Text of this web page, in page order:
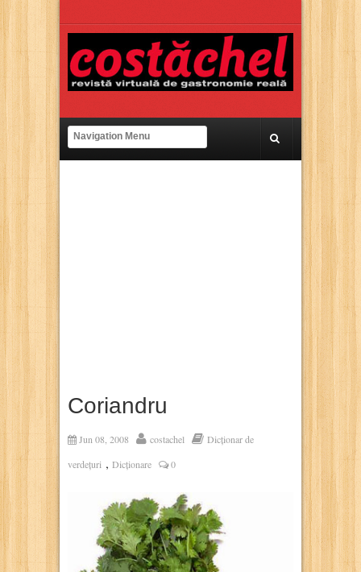
Coriandru
Jun 08, 2008 costachel
Dicționar de
verdețuri , Dicționare 0